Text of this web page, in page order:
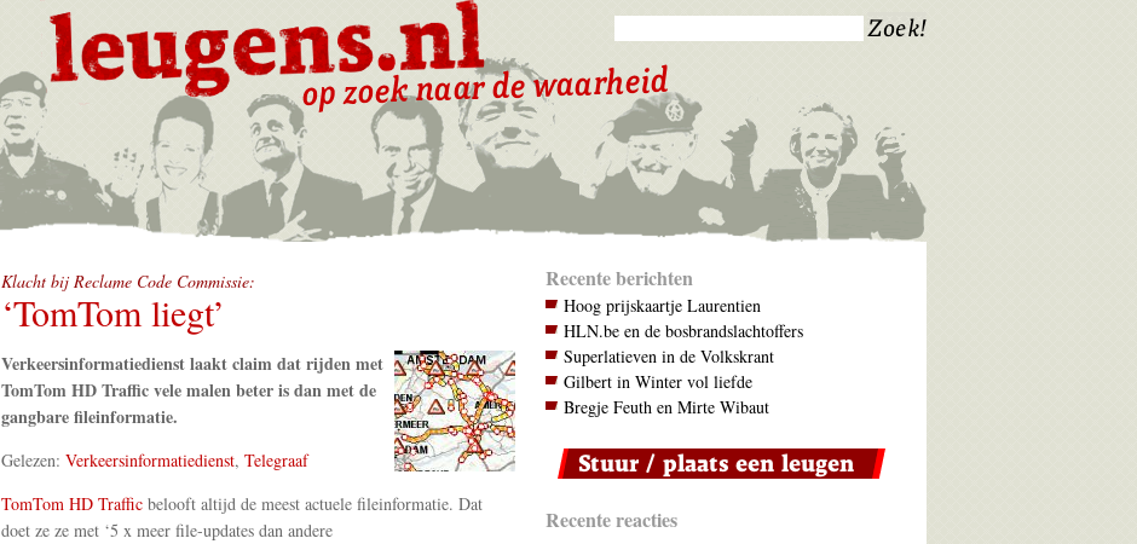
Klacht bij Reclame Code Commissie:
‘TomTom liegt’
Verkeersinformatiedienst laakt claim dat rijden met
TomTom HD Traffic vele malen beter is dan met de
gangbare fileinformatie.
Gelezen: Verkeersinformatiedienst, Telegraaf
TomTom HD Trafficbelooft altijd de meest actuele fileinformatie. Dat
doet ze ze met ‘5 x meer file-updates dan andere
Recente berichten
Hoog prijskaartje Laurentien
HLN.be en de bosbrandslachtoffers
Superlatieven in de Volkskrant
Gilbert in Winter vol liefde
Bregje Feuth en Mirte Wibaut
Recente reacties